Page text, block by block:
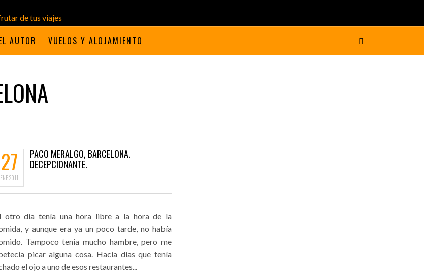
AUTOR VUELOS Y ALOJAMIENTO
27
ENE2011
PACO MERALGO, BARCELONA.
DECEPCIONANTE.
otro día tenía una hora libre a la hora de la
y aunque era ya un poco tarde, no había
Tampoco tenía mucho hambre, pero me
picar alguna cosa. Hacía días que tenía
el ojo a uno de esos restaurantes...